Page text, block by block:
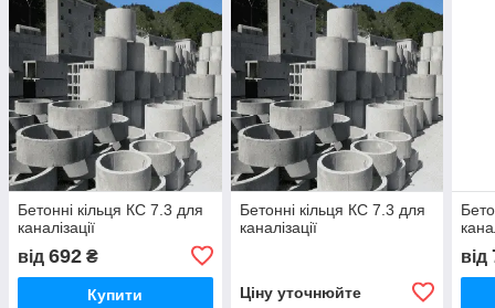
Бетонні кільця КС 7.3 для
каналізації
від 692 ₴
Купити
Бетонні кільця КС 7.3 для
каналізації
Ціну уточнюйте
від